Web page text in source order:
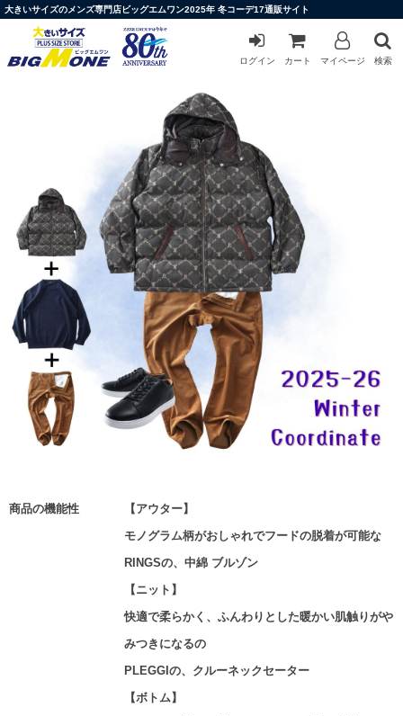
大きいサイズのメンズ専門店ビッグエムワン2025年 冬コーデ17通販サイト
ログイン カート マイページ 検索
商品の機能性
【アウター】
モノグラム柄がおしゃれでフードの脱着が可能な
RINGSの、中綿 ブルゾン
【ニット】
快適で柔らかく、ふんわりとした暖かい肌触りがや
みつきになるの
PLEGGIの、クルーネックセーター
【ボトム】